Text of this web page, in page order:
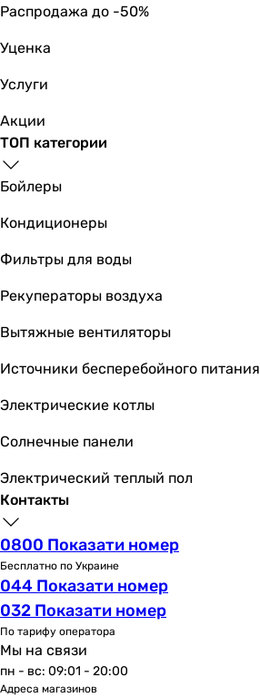
-
-
10.65 кг
-
-
-
Габариты в упаковке
-
-
-
-
-
-
-
Ширина инсталляции в упаковке
-
-
-
-
-
-
-
-
520 мм
Распродажа до -50%
Уценка
Услуги
Акции
ТОП категории
Бойлеры
Кондиционеры
Фильтры для воды
Рекуператоры воздуха
Вытяжные вентиляторы
Источники бесперебойного питания
Электрические котлы
Солнечные панели
Электрический теплый пол
Контакты
0800 Показати номер
Бесплатно по Украине
044 Показати номер
032 Показати номер
По тарифу оператора
Мы на связи
пн - вс: 09:01 - 20:00
Адреса магазинов